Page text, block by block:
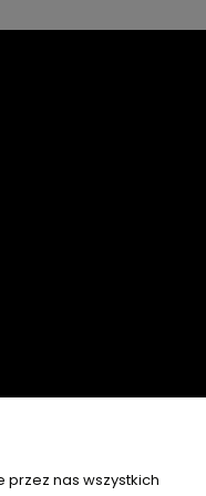
nas wszystkich